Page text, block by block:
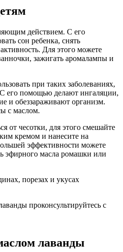
действием. С его
сон ребенка, снять
Для этого можете
зажигать аромалампы и
при таких заболеваниях,
его помощью делают ингаляции,
и обеззараживают организм.
с маслом.
от чесотки, для этого смешайте
кремом и нанесите на
эффективности можете
эфирного масла ромашки или
порезах и укусах
проконсультируйтесь с
лаванды